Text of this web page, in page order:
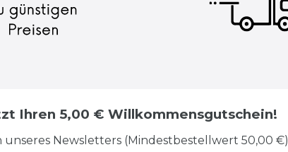
Ihren 5,00 € Willkommensgutschein!
unseres Newsletters (Mindestbestellwert 50,00 €)